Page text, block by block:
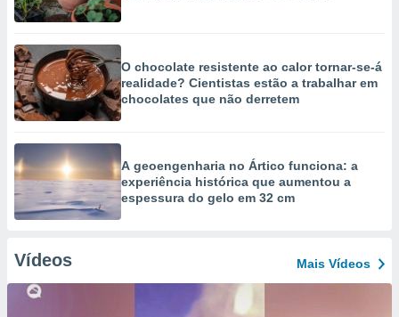
O chocolate resistente ao calor tornar-se-á
realidade? Cientistas estão a trabalhar em
chocolates que não derretem
A geoengenharia no Ártico funciona: a
experiência histórica que aumentou a
espessura do gelo em 32 cm
Vídeos Mais Vídeos